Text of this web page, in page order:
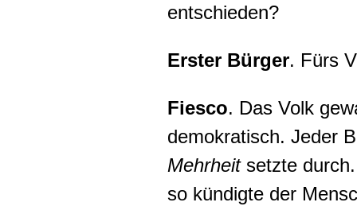
entschieden?
Erster Bürger. Fürs
Fiesco. Das Volk
demokratisch. Jeder
Mehrheitsetzte
so kündigte der